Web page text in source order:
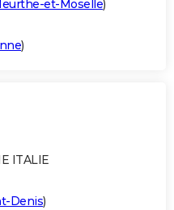
et-Moselle)
)
ITALIE
Denis)